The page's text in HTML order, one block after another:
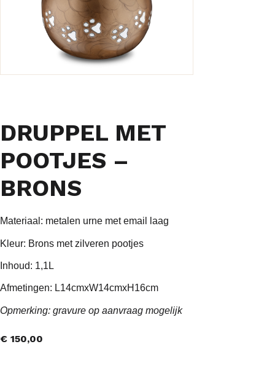
DRUPPEL MET
POOTJES –
BRONS
Materiaal: metalen urne met email laag
Kleur: Brons met zilveren pootjes
Inhoud: 1,1L
Afmetingen: L14cmxW14cmxH16cm
Opmerking: gravure op aanvraag mogelijk
€ 150,00